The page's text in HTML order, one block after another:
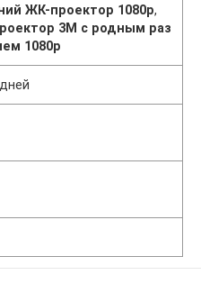
ЖК-проектор 1080p,
3M с родным раз
1080p